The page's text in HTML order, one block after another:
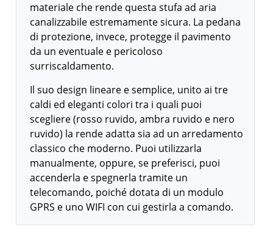
materiale che rende questa stufa ad aria
canalizzabile estremamente sicura. La pedana
di protezione, invece, protegge il pavimento
da un eventuale e pericoloso
surriscaldamento.
Il suo design lineare e semplice, unito ai tre
caldi ed eleganti colori tra i quali puoi
scegliere (rosso ruvido, ambra ruvido e nero
ruvido) la rende adatta sia ad un arredamento
classico che moderno. Puoi utilizzarla
manualmente, oppure, se preferisci, puoi
accenderla e spegnerla tramite un
telecomando, poiché dotata di un modulo
GPRS e uno WIFI con cui gestirla a comando.